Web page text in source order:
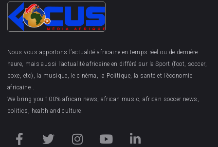
Nous vous apportons l’actualité africaine en temps réel ou de dernière
heure, mais aussi l’actualité africaine en différé sur le Sport (foot, soccer,
boxe, etc), la musique, le cinéma, la Politique, la santé et l’économie
africaine .
We bring you 100% african news, african music, african soccer news,
politics, health and culture.